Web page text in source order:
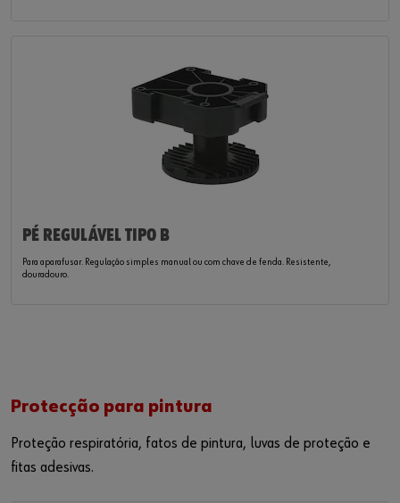
PÉ REGULÁVEL TIPO B
Para aparafusar. Regulação simples manual ou com chave de fenda. Resistente,
douradouro.
Protecção para pintura
Proteção respiratória, fatos de pintura, luvas de proteção e
fitas adesivas.